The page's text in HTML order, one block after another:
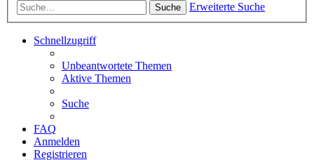
Suche Erweiterte Suche
Schnellzugriff
Unbeantwortete Themen
Aktive Themen
Suche
FAQ
Anmelden
Registrieren